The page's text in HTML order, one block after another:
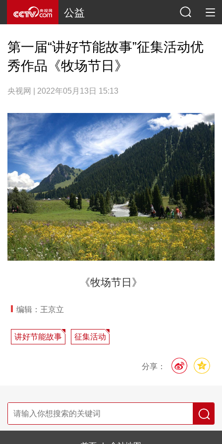
公益
第一届“讲好节能故事”征集活动优
秀作品《牧场节日》
央视网 | 2022年05月13日 15:13
《牧场节日》
编辑：王京立
讲好节能故事 征集活动
分享：